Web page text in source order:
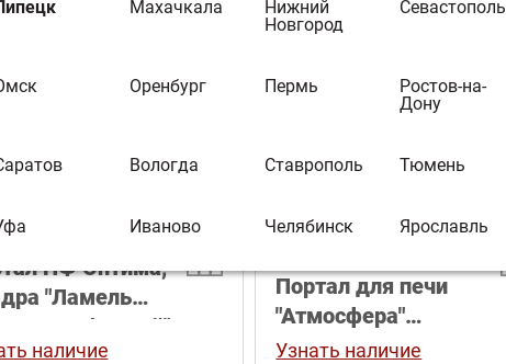
Махачкала
Нижний
Новгород
Севастополь
Оренбург Пермь
Ростов-на-
Дону
Вологда Ставрополь Тюмень
Иваново Челябинск Ярославль
Популярные
ПФ Оптима,
"Ламель
наборный"
наличие
Портал для печи
"Атмосфера"
Талькохлорит
Узнать наличие